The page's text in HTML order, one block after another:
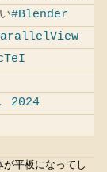
#Blender
2024
平板になってし